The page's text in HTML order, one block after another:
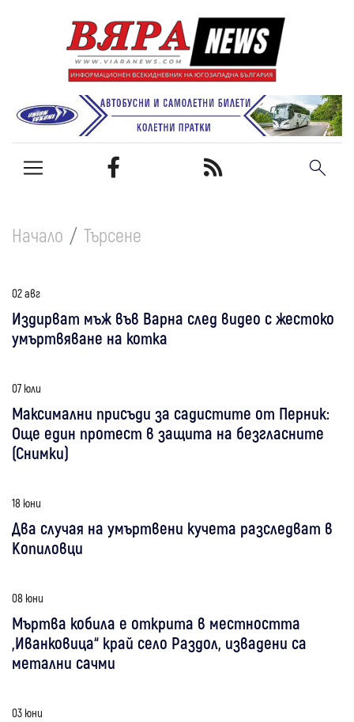
Начало Търсене
02 авг
Издирват мъж във Варна след видео с жестоко
умъртвяване на котка
07 юли
Максимални присъди за садистите от Перник:
Още един протест в защита на безгласните
(Снимки)
18 юни
Два случая на умъртвени кучета разследват в
Копиловци
08 юни
Мъртва кобила е открита в местността
„Иванковица“ край село Раздол, извадени са
метални сачми
03 юни